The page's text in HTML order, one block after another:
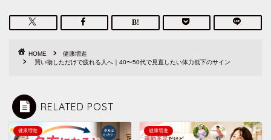
HOME
健康増進
買い物しただけで疲れる人へ｜40〜50代で見直したい体力低下のサイン
RELATED POST
健康増進 健康増進